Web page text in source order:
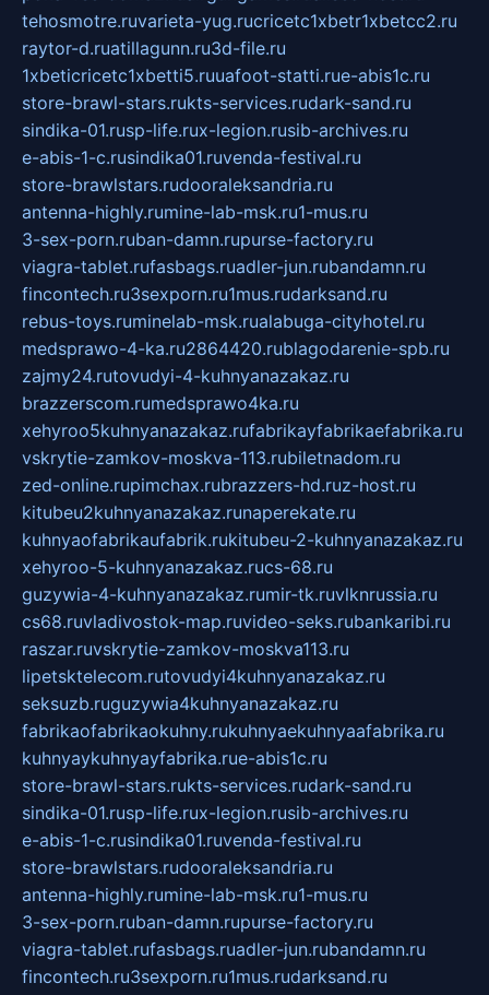
tehosmotre.ruvarieta-yug.rucricetc1xbetr1xbetcc2.ru
raytor-d.ruatillagunn.ru3d-file.ru
1xbeticricetc1xbetti5.ruuafoot-statti.rue-abis1c.ru
store-brawl-stars.rukts-services.rudark-sand.ru
sindika-01.rusp-life.rux-legion.rusib-archives.ru
e-abis-1-c.rusindika01.ruvenda-festival.ru
store-brawlstars.rudooraleksandria.ru
antenna-highly.rumine-lab-msk.ru1-mus.ru
3-sex-porn.ruban-damn.rupurse-factory.ru
viagra-tablet.rufasbags.ruadler-jun.rubandamn.ru
fincontech.ru3sexporn.ru1mus.rudarksand.ru
rebus-toys.ruminelab-msk.rualabuga-cityhotel.ru
medsprawo-4-ka.ru2864420.rublagodarenie-spb.ru
zajmy24.rutovudyi-4-kuhnyanazakaz.ru
brazzerscom.rumedsprawo4ka.ru
xehyroo5kuhnyanazakaz.rufabrikayfabrikaefabrika.ru
vskrytie-zamkov-moskva-113.rubiletnadom.ru
zed-online.rupimchax.rubrazzers-hd.ruz-host.ru
kitubeu2kuhnyanazakaz.runaperekate.ru
kuhnyaofabrikaufabrik.rukitubeu-2-kuhnyanazakaz.ru
xehyroo-5-kuhnyanazakaz.rucs-68.ru
guzywia-4-kuhnyanazakaz.rumir-tk.ruvlknrussia.ru
cs68.ruvladivostok-map.ruvideo-seks.rubankaribi.ru
raszar.ruvskrytie-zamkov-moskva113.ru
lipetsktelecom.rutovudyi4kuhnyanazakaz.ru
seksuzb.ruguzywia4kuhnyanazakaz.ru
fabrikaofabrikaokuhny.rukuhnyaekuhnyaafabrika.ru
kuhnyaykuhnyayfabrika.rue-abis1c.ru
store-brawl-stars.rukts-services.rudark-sand.ru
sindika-01.rusp-life.rux-legion.rusib-archives.ru
e-abis-1-c.rusindika01.ruvenda-festival.ru
store-brawlstars.rudooraleksandria.ru
antenna-highly.rumine-lab-msk.ru1-mus.ru
3-sex-porn.ruban-damn.rupurse-factory.ru
viagra-tablet.rufasbags.ruadler-jun.rubandamn.ru
fincontech.ru3sexporn.ru1mus.rudarksand.ru